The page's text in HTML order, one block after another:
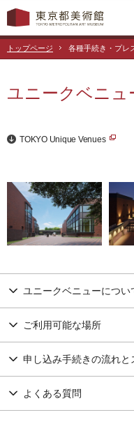
トップページ 各種手続き・プレ
ユニークベニュ
TOKYO Unique Venues
ユニークベニューについ
ご利用可能な場所
申し込み手続きの流れと
よくある質問